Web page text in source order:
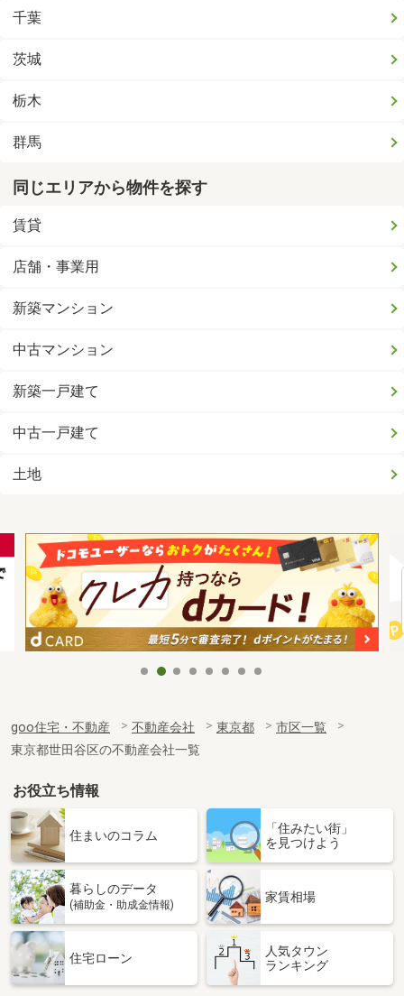
千葉
茨城
栃木
群馬
同じエリアから物件を探す
賃貸
店舗・事業用
新築マンション
中古マンション
新築一戸建て
中古一戸建て
土地
goo住宅・不動産 不動産会社 東京都
市区一覧
東京都世田谷区の不動産会社一覧
お役立ち情報
住まいのコラム
「住みたい街」
を見つけよう
暮らしのデータ
(補助金・助成金情報)
家賃相場
住宅ローン
人気タウン
ランキング